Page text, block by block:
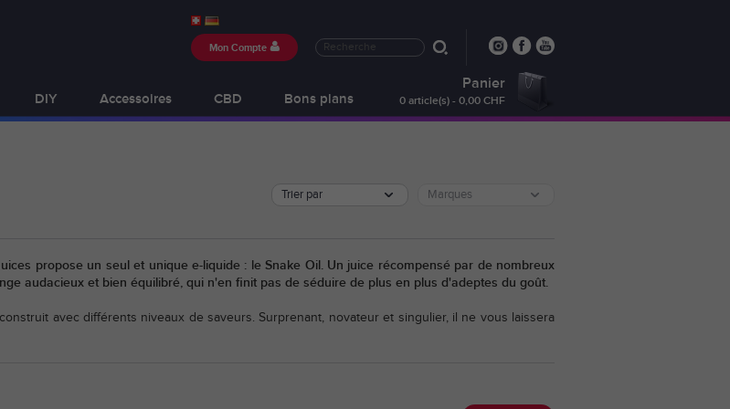
DIY Accessoires CBD Bons plans
Mon Compte
Panier
0 article(s) - 0,00 CHF
Marques
Trier par
propose un seul et unique e-liquide : le Snake Oil. Un juice récompensé par de nombreux
audacieux et bien équilibré, qui n'en finit pas de séduire de plus en plus d'adeptes du goût.
avec différents niveaux de saveurs. Surprenant, novateur et singulier, il ne vous laissera